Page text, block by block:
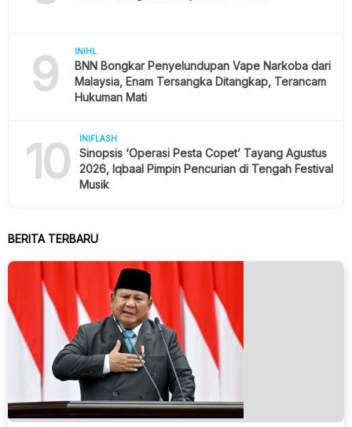
9 INIHL
BNN Bongkar Penyelundupan Vape Narkoba dari
Malaysia, Enam Tersangka Ditangkap, Terancam
Hukuman Mati
10 INIFLASH
Sinopsis ‘Operasi Pesta Copet’ Tayang Agustus
2026, Iqbaal Pimpin Pencurian di Tengah Festival
Musik
BERITA TERBARU